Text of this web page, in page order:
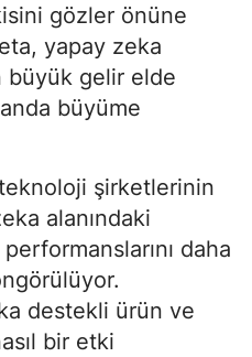
gözler önüne
yapay zeka
büyük gelir elde
büyüme
şirketlerinin
alanındaki
daha
destekli ürün ve
bir etki